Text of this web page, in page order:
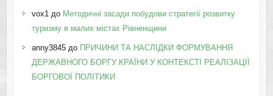
vox1до Методичні засади побудови стратегії розвитку
туризму в малих містах Рівненщини
anny3845до ПРИЧИНИ ТА НАСЛІДКИ ФОРМУВАННЯ
ДЕРЖАВНОГО БОРГУ КРАЇНИ У КОНТЕКСТІ РЕАЛІЗАЦІЇ
БОРГОВОЇ ПОЛІТИКИ